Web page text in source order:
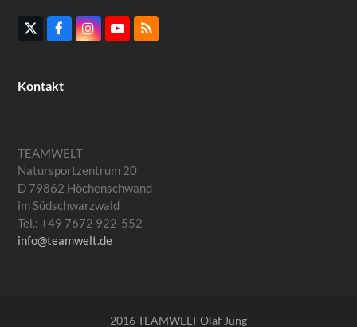
TwitterFacebookInstagram
YouTube
RSS
Kontakt
TEAMWELT
Natursportzentrum 20
D 79862 Höchenschwand
im Südschwarzwald
Tel.: +49 7672 922-552
info@teamwelt.de
2016 TEAMWELT Olaf Jung